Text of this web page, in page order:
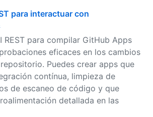
para interactuar con
REST para compilar GitHub Apps
eficaces en los cambios
Puedes crear apps que
contínua, limpieza de
de escaneo de código y que
detallada en las